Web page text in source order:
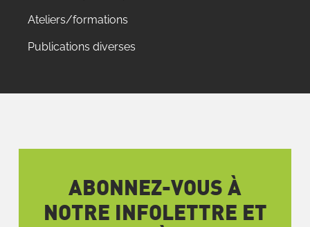
Ateliers/formations
Publications diverses
ABONNEZ-VOUS À
NOTRE INFOLETTRE ET